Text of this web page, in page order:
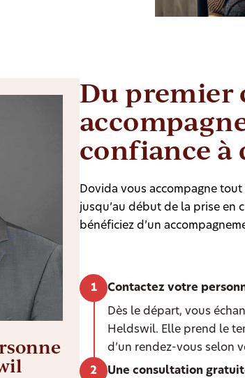
Du premier
confiance à
Dovida vous accompagne
jusqu’au début de la prise en
bénéficiez d’un
Contactez votre
Dès le départ, vous
Heldswil. Elle prend le
d’un rendez-vous selon
Une consultation